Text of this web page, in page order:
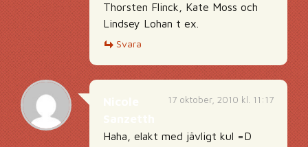
Thorsten Flinck, Kate Moss och
Lindsey Lohan t ex.
Svara
17 oktober, 2010 kl. 11:17
Haha, elakt med jävligt kul =D